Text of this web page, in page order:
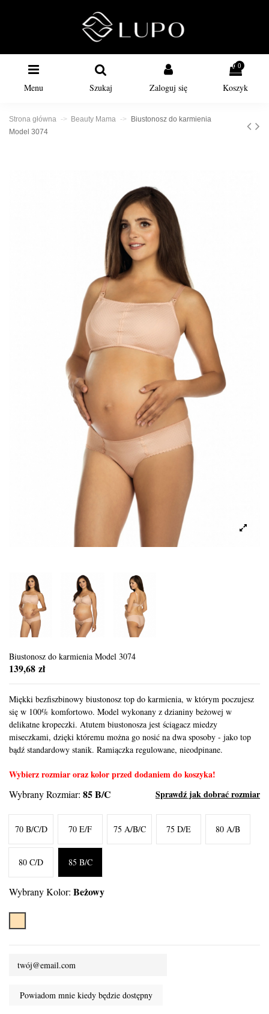
Menu Szukaj Zaloguj się
0
Koszyk
Strona główna Beauty Mama
Biustonosz do karmienia
Model 3074
Biustonosz do karmienia Model 3074
139,68 zł
Miękki bezfiszbinowy biustonosz top do karmienia, w którym poczujesz
się w 100% komfortowo. Model wykonany z dzianiny beżowej w
delikatne kropeczki. Atutem biustonosza jest ściągacz miedzy
miseczkami, dzięki któremu można go nosić na dwa sposoby - jako top
bądź standardowy stanik. Ramiączka regulowane, nieodpinane.
Wybierz rozmiar oraz kolor przed dodaniem do koszyka!
Wybrany Rozmiar: 85 B/C Sprawdź jak dobrać rozmiar
70 B/C/D 70 E/F 75 A/B/C 75 D/E 80 A/B
80 C/D 85 B/C
Wybrany Kolor: Beżowy